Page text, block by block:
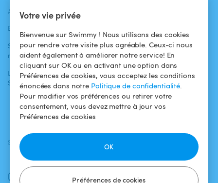
Votre vie privée
Bienvenue sur Swimmy ! Nous utilisons des cookies
pour rendre votre visite plus agréable. Ceux-ci nous
aident également à améliorer notre service! En
cliquant sur OK ou en activant une option dans
Préférences de cookies, vous acceptez les conditions
énoncées dans notre Politique de confidentialité.
Pour modifier vos préférences ou retirer votre
consentement, vous devez mettre à jour vos
Préférences de cookies
Préférences de cookies
OK
ACTUALITÉS
Blog
Swimmy dans les
médias
L'aventure
Swimmy
baigneurs
Pour les
propriétaires
Louer ma piscine
Comment ça
marche ?
Conditions
d'utilisation
Politique de
confidentialité
Mentions légales
SUIVEZ-NOUS
Facebook
Instagram